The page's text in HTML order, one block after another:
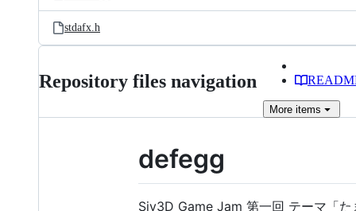
stdafx.h
Repository files navigation
More items
defegg
Siv3D Game Jam 第一回 テーマ「